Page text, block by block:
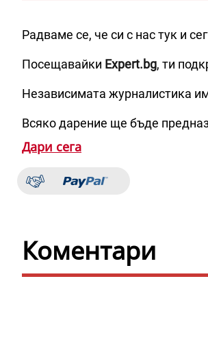
Радваме се, че си с нас тук и
Посещавайки Expert.bg, ти
Независимата журналистика
Всяко дарение ще бъде
Дари сега
Коментари